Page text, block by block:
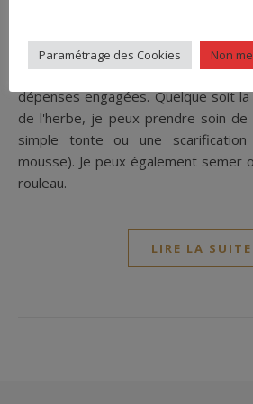
d'obtenir un crédit d’impôt sur le
dépenses engagées. Quelque soit
de l'herbe, je peux prendre soin
simple tonte ou une
mousse). Je peux également semer
rouleau.
LIRE LA SUITE
Paramétrage des Cookies Non